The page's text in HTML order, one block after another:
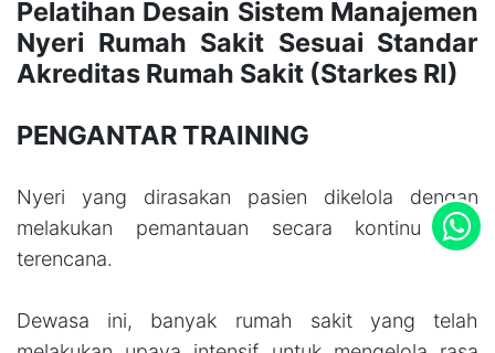
Pelatihan Desain Sistem Manajemen
Nyeri Rumah Sakit Sesuai Standar
Akreditas Rumah Sakit (Starkes RI)
PENGANTAR TRAINING
Nyeri yang dirasakan pasien dikelola dengan
melakukan pemantauan secara kontinu dan
terencana.
Dewasa ini, banyak rumah sakit yang telah